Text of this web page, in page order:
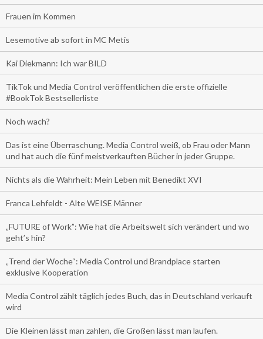
Frauen im Kommen
Lesemotive ab sofort in MC Metis
Kai Diekmann: Ich war BILD
TikTok und Media Control veröffentlichen die erste offizielle
#BookTok Bestsellerliste
Noch wach?
Das ist eine Überraschung. Media Control weiß, ob Frau oder Mann
und hat auch die fünf meistverkauften Bücher in jeder Gruppe.
Nichts als die Wahrheit: Mein Leben mit Benedikt XVI
Franca Lehfeldt - Alte WEISE Männer
„FUTURE of Work”: Wie hat die Arbeitswelt sich verändert und wo
geht’s hin?
„Trend der Woche“: Media Control und Brandplace starten
exklusive Kooperation
Media Control zählt täglich jedes Buch, das in Deutschland verkauft
wird
Die Kleinen lässt man zahlen, die Großen lässt man laufen.